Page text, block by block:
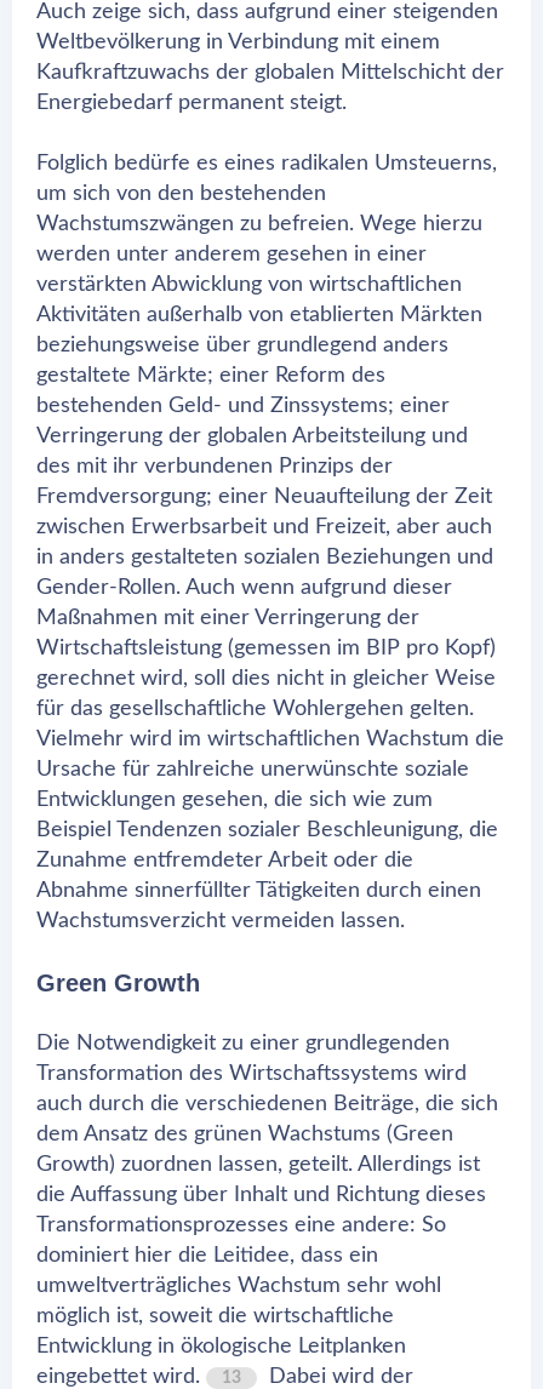
Auch zeige sich, dass aufgrund einer steigenden
Weltbevölkerung in Verbindung mit einem
Kaufkraftzuwachs der globalen Mittelschicht der
Energiebedarf permanent steigt.
Folglich bedürfe es eines radikalen Umsteuerns,
um sich von den bestehenden
Wachstumszwängen zu befreien. Wege hierzu
werden unter anderem gesehen in einer
verstärkten Abwicklung von wirtschaftlichen
Aktivitäten außerhalb von etablierten Märkten
beziehungsweise über grundlegend anders
gestaltete Märkte; einer Reform des
bestehenden Geld- und Zinssystems; einer
Verringerung der globalen Arbeitsteilung und
des mit ihr verbundenen Prinzips der
Fremdversorgung; einer Neuaufteilung der Zeit
zwischen Erwerbsarbeit und Freizeit, aber auch
in anders gestalteten sozialen Beziehungen und
Gender-Rollen. Auch wenn aufgrund dieser
Maßnahmen mit einer Verringerung der
Wirtschaftsleistung (gemessen im BIP pro Kopf)
gerechnet wird, soll dies nicht in gleicher Weise
für das gesellschaftliche Wohlergehen gelten.
Vielmehr wird im wirtschaftlichen Wachstum die
Ursache für zahlreiche unerwünschte soziale
Entwicklungen gesehen, die sich wie zum
Beispiel Tendenzen sozialer Beschleunigung, die
Zunahme entfremdeter Arbeit oder die
Abnahme sinnerfüllter Tätigkeiten durch einen
Wachstumsverzicht vermeiden lassen.
Green Growth
Die Notwendigkeit zu einer grundlegenden
Transformation des Wirtschaftssystems wird
auch durch die verschiedenen Beiträge, die sich
dem Ansatz des grünen Wachstums (Green
Growth) zuordnen lassen, geteilt. Allerdings ist
die Auffassung über Inhalt und Richtung dieses
Transformationsprozesses eine andere: So
dominiert hier die Leitidee, dass ein
umweltverträgliches Wachstum sehr wohl
möglich ist, soweit die wirtschaftliche
Entwicklung in ökologische Leitplanken
eingebettet wird.
13
Dabei wird der